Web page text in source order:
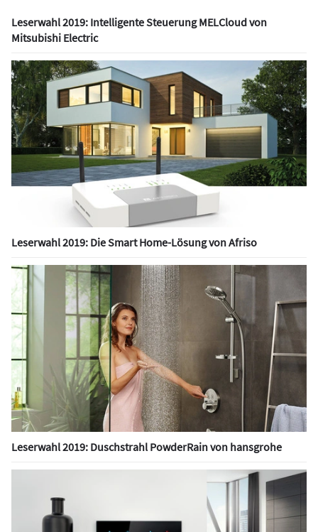
Leserwahl 2019: Intelligente Steuerung MELCloud von
Mitsubishi Electric
Leserwahl 2019: Die Smart Home-Lösung von Afriso
Leserwahl 2019: Duschstrahl PowderRain von hansgrohe